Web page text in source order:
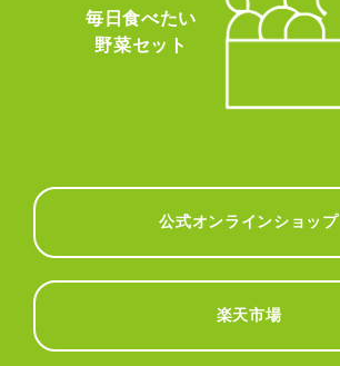
毎日食べたい
野菜セット
公式オンラインショップ
楽天市場